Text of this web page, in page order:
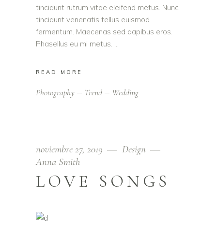
tincidunt rutrum vitae eleifend metus. Nunc
tincidunt venenatis tellus euismod
fermentum. Maecenas sed dapibus eros.
Phasellus eu mi metus.
READ MORE
Photography Trend Wedding
noviembre 27, 2019
Design
Anna Smith
LOVE SONGS